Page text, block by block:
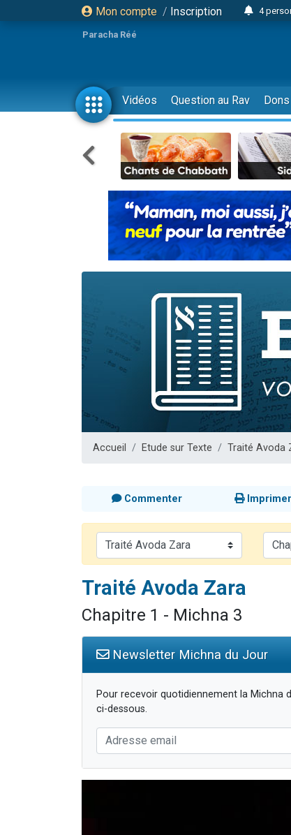
Mon compte / Inscription
4
3
3
13
2
30
Il
12
3
2
3
61
Ariel
Il
Eva
Paracha Réé
Vidéos Question au Rav Dons
Accueil Etude sur Texte Traité Avoda
Commenter Imprimer
Traité Avoda Zara
Chapitre 1 - Michna 3
Newsletter Michna du Jour
Pour recevoir quotidiennement la Michna
ci-dessous.